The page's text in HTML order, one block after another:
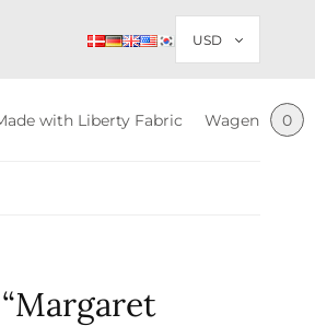
with Liberty Fabric Wagen 0